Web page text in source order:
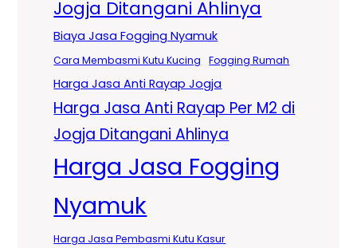
Jogja Ditangani Ahlinya
Biaya Jasa Fogging Nyamuk
Cara Membasmi Kutu Kucing Fogging Rumah
Harga Jasa Anti Rayap Jogja
Harga Jasa Anti Rayap Per M2 di
Jogja Ditangani Ahlinya
Harga Jasa Fogging
Nyamuk
Harga Jasa Pembasmi Kutu Kasur